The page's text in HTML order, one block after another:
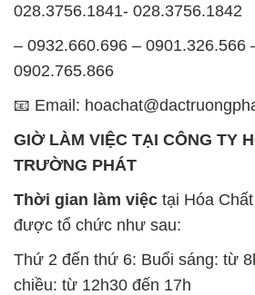
028.3756.1841- 028.3756.1842
– 0932.660.696 – 0901.326.566
0902.765.866
📧 Email:
GIỜ LÀM VIỆC TẠI CÔNG TY
TRƯỜNG PHÁT
Thời gian làm việc tại Hóa
được tổ chức như sau:
Thứ 2 đến thứ 6: Buổi sáng: từ
chiều: từ 12h30 đến 17h